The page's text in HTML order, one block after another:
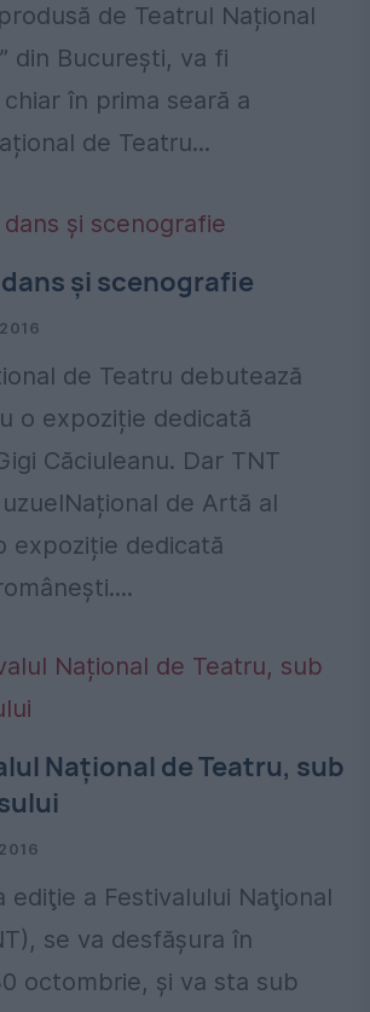
de Teatrul Național
din București, va fi
în prima seară a
de Teatru...
și scenografie
de Teatru debutează
o expoziție dedicată
Căciuleanu. Dar TNT
de Artă al
expoziție dedicată
Național de Teatru, sub
ediţie a Festivalului Naţional
se va desfășura în
octombrie, și va sta sub